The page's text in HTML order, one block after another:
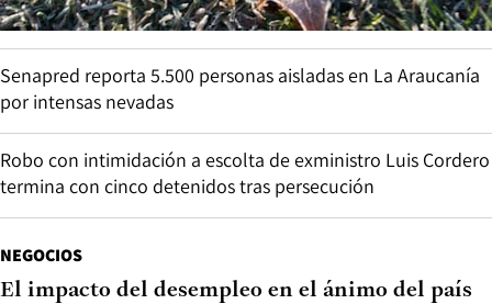
Senapred reporta 5.500 personas aisladas en La Araucanía
por intensas nevadas
Robo con intimidación a escolta de exministro Luis Cordero
termina con cinco detenidos tras persecución
NEGOCIOS
El impacto del desempleo en el ánimo del país